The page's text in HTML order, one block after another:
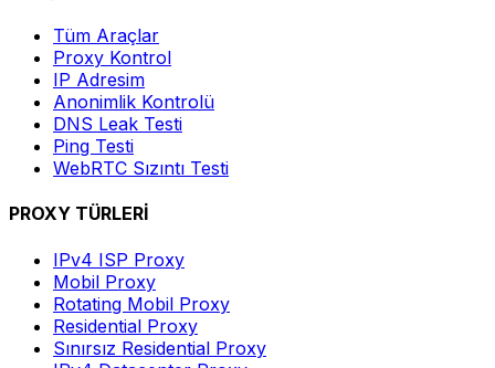
Tüm Araçlar
Proxy Kontrol
IP Adresim
Anonimlik Kontrolü
DNS Leak Testi
Ping Testi
WebRTC Sızıntı Testi
PROXY TÜRLERİ
IPv4 ISP Proxy
Mobil Proxy
Rotating Mobil Proxy
Residential Proxy
Sınırsız Residential Proxy